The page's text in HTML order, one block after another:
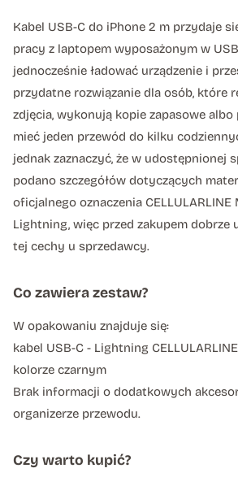
Kabel USB-C do iPhone 2 m przydaje
pracy z laptopem wyposażonym w
jednocześnie ładować urządzenie i
przydatne rozwiązanie dla osób, które
zdjęcia, wykonują kopie zapasowe
mieć jeden przewód do kilku
jednak zaznaczyć, że w udostępnionej
podano szczegółów dotyczących
oficjalnego oznaczenia CELLULARLINE
Lightning, więc przed zakupem dobrze
tej cechy u sprzedawcy.
Co zawiera zestaw?
W opakowaniu znajduje się:
kabel USB-C - Lightning
kolorze czarnym
Brak informacji o dodatkowych
organizerze przewodu.
Czy warto kupić?